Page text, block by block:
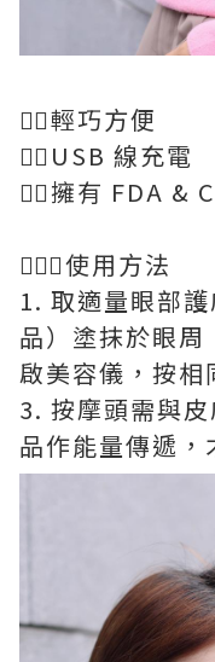
👍🏻輕巧方便
👍🏻USB 線充電
👍🏻擁有 FDA &
💁🏻‍♀️使用方法
1. 取適量眼部
品）塗抹於眼
啟美容儀，按
3. 按摩頭需與
品作能量傳遞，